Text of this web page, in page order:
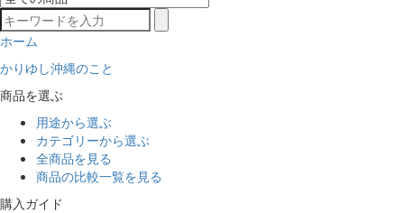
ホーム
かりゆし沖縄のこと
商品を選ぶ
用途から選ぶ
カテゴリーから選ぶ
全商品を見る
商品の比較一覧を見る
購入ガイド